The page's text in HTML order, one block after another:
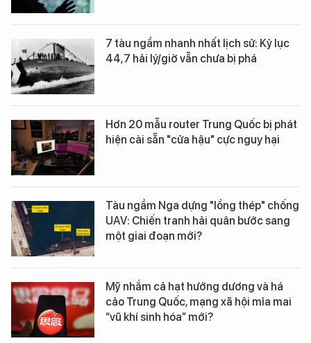
7 tàu ngầm nhanh nhất lịch sử: Kỷ lục
44,7 hải lý/giờ vẫn chưa bị phá
Hơn 20 mẫu router Trung Quốc bị phát
hiện cài sẵn "cửa hậu" cực nguy hại
Tàu ngầm Nga dựng "lồng thép" chống
UAV: Chiến tranh hải quân bước sang
một giai đoạn mới?
Mỹ nhắm cả hạt hướng dương và há
cảo Trung Quốc, mạng xã hội mỉa mai
“vũ khí sinh hóa” mới?